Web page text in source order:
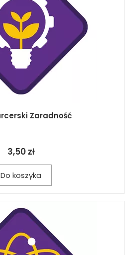
Zaradność
3,50 zł
Do koszyka